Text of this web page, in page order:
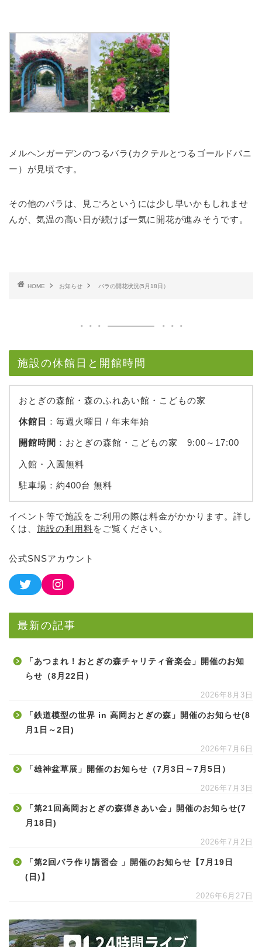
メルヘンガーデンのつるバラ(カクテルとつるゴールドバニ
ー）が見頃です。
その他のバラは、見ごろというには少し早いかもしれませ
んが、気温の高い日が続けば一気に開花が進みそうです。
HOME お知らせ バラの開花状況(5月18日）
施設の休館日と開館時間
おとぎの森館・森のふれあい館・こどもの家
休館日 ：毎週火曜日 / 年末年始
開館時間 ：おとぎの森館・こどもの家 9:00～17:00
入館・入園無料
駐車場：約400台 無料
イベント等で施設をご利用の際は料金がかかります。詳し
くは、 施設の利用料をご覧ください。
公式SNSアカウント
最新の記事
「あつまれ！おとぎの森チャリティ音楽会」開催のお知
らせ（8月22日）
2026年8月3日
「鉄道模型の世界 in 高岡おとぎの森」開催のお知らせ(8
月1日～2日)
2026年7月6日
「雄神盆草展」開催のお知らせ（7月3日～7月5日）
2026年7月3日
「第21回高岡おとぎの森弾きあい会」開催のお知らせ(7
月18日)
2026年7月2日
「第2回バラ作り講習会 」開催のお知らせ【7月19日
(日)】
2026年6月27日